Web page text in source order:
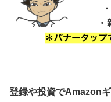
登録や投資でAmazon